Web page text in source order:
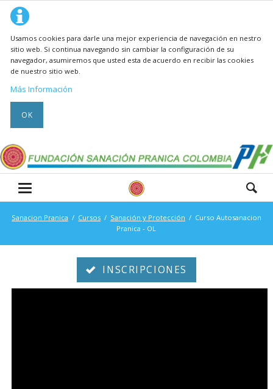
Usamos cookies para darle una mejor experiencia de navegación en nestro
sitio web. Si continua navegando sin cambiar la configuración de su
navegador, asumiremos que usted esta de acuerdo en recibir las cookies
de nuestro sitio web.
Más Información
OK
Sanacion Pranica Cursos Sanación y Protección
Curso Autosanacion
Pranica - OL
INSCRIPCIONES